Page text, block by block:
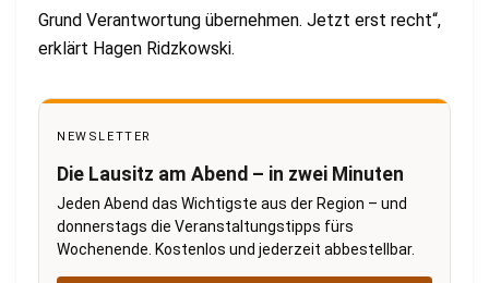
Grund Verantwortung übernehmen. Jetzt erst recht“,
erklärt Hagen Ridzkowski.
NEWSLETTER
Die Lausitz am Abend – in zwei Minuten
Jeden Abend das Wichtigste aus der Region – und
donnerstags die Veranstaltungstipps fürs
Wochenende. Kostenlos und jederzeit abbestellbar.